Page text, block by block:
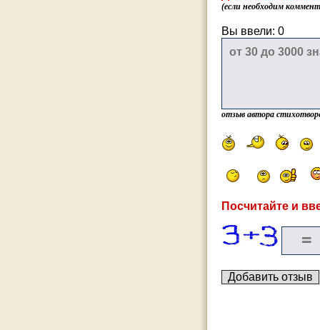
(если необходим
Вы ввели: 0
отзыв автора
Посчитайте и